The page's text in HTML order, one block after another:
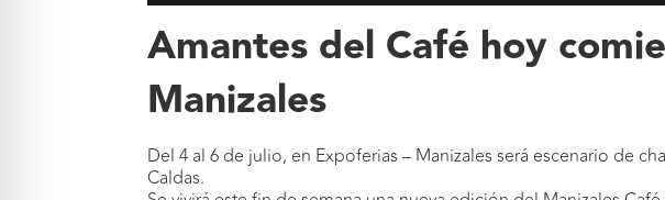
Amantes del Café hoy
Manizales
Del 4 al 6 de julio, en Expoferias – Manizales será escenario de
Caldas.